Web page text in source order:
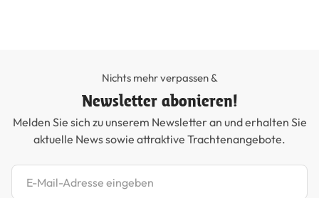
Nichts mehr verpassen &
Newsletter abonieren!
Melden Sie sich zu unserem Newsletter an und erhalten Sie
aktuelle News sowie attraktive Trachtenangebote.
Newsletter abonnieren